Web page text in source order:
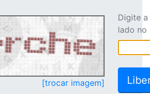
[trocar imagem]
Digite
lado no